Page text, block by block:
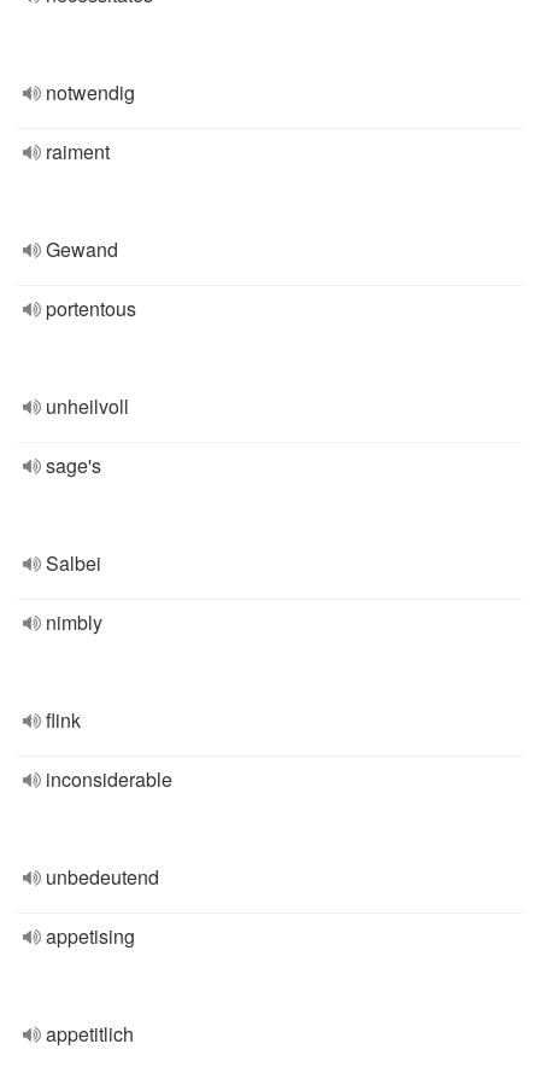
notwendig
raiment
Gewand
portentous
unheilvoll
sage's
Salbei
nimbly
flink
inconsiderable
unbedeutend
appetising
appetitlich